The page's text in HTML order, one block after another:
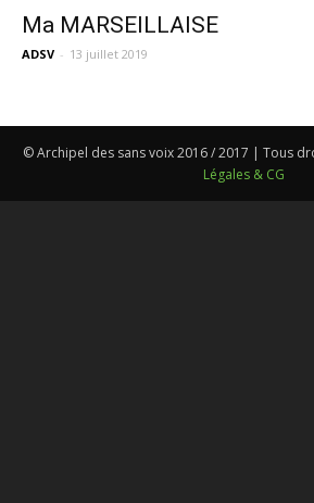
Ma MARSEILLAISE
ADSV - 13 juillet 2019
© Archipel des sans voix 2016 / 2017 | Tous
Légales & CG